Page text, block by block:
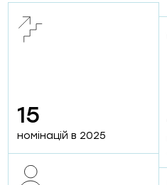
15
2
номінацій в 2025